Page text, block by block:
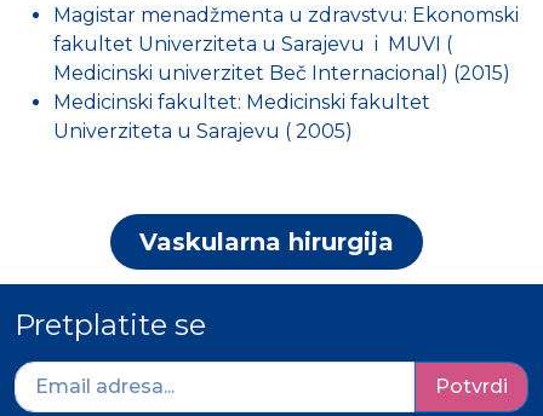
Magistar menadžmenta u zdravstvu: Ekonomski
fakultet Univerziteta u Sarajevu i MUVI (
Medicinski univerzitet Beč Internacional) (2015)
Medicinski fakultet: Medicinski fakultet
Univerziteta u Sarajevu ( 2005)
Vaskularna hirurgija
Pretplatite se
Potvrdi